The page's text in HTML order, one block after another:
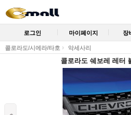
로그인 마이페이지 장
콜로라도/시에라/타호 악세사리
콜로라도 쉐보레 레터